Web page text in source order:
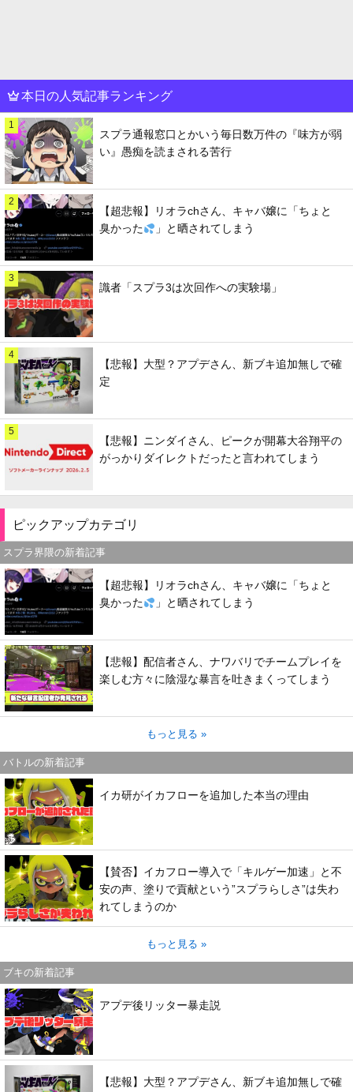
本日の人気記事ランキング
1
スプラ通報窓口とかいう毎日数万件の『味方が弱
い』愚痴を読まされる苦行
2
【超悲報】リオラchさん、キャバ嬢に「ちょと
臭かった
」と晒されてしまう
3
識者「スプラ3は次回作への実験場」
4
【悲報】大型？アプデさん、新ブキ追加無しで確
定
5
【悲報】ニンダイさん、ピークが開幕大谷翔平の
がっかりダイレクトだったと言われてしまう
ピックアップカテゴリ
スプラ界隈の新着記事
【超悲報】リオラchさん、キャバ嬢に「ちょと
臭かった
」と晒されてしまう
【悲報】配信者さん、ナワバリでチームプレイを
楽しむ方々に陰湿な暴言を吐きまくってしまう
もっと見る »
バトルの新着記事
イカ研がイカフローを追加した本当の理由
【賛否】イカフロー導入で「キルゲー加速」と不
安の声、塗りで貢献という”スプラらしさ”は失わ
れてしまうのか
もっと見る »
ブキの新着記事
アプデ後リッター暴走説
【悲報】大型？アプデさん、新ブキ追加無しで確